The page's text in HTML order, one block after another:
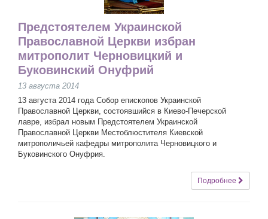
Предстоятелем Украинской
Православной Церкви избран
митрополит Черновицкий и
Буковинский Онуфрий
13 августа 2014
13 августа 2014 года Собор епископов Украинской
Православной Церкви, состоявшийся в Киево-Печерской
лавре, избрал новым Предстоятелем Украинской
Православной Церкви Местоблюстителя Киевской
митрополичьей кафедры митрополита Черновицкого и
Буковинского Онуфрия.
Подробнее